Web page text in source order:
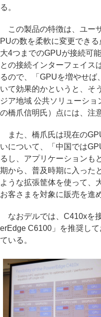
る。
この製品の特徴は、ユー
PUの数を柔軟に変更でき
大4つまでのGPUが接続可
との接続インターフェイス
るので、「GPUを増やせば
いて効果的かというと、そ
ジア地域 公共ソリューシ
の橋爪信明氏）点には、注
また、橋爪氏は現在の
いについて、「中国では
るし、アプリケーションも
期から、普及時期に入った
ような拡張筐体を使って、
お客さまを対象に販売を進
なおデルでは、C410xを
erEdge C6100」を推奨し
ている。